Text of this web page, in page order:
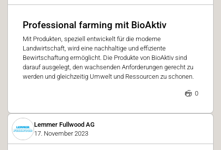
Professional farming mit BioAktiv
Mit Produkten, speziell entwickelt für die moderne
Landwirtschaft, wird eine nachhaltige und effiziente
Bewirtschaftung ermöglicht. Die Produkte von BioAktiv sind
darauf ausgelegt, den wachsenden Anforderungen gerecht zu
werden und gleichzeitig Umwelt und Ressourcen zu schonen.
0
Lemmer Fullwood AG
17. November 2023